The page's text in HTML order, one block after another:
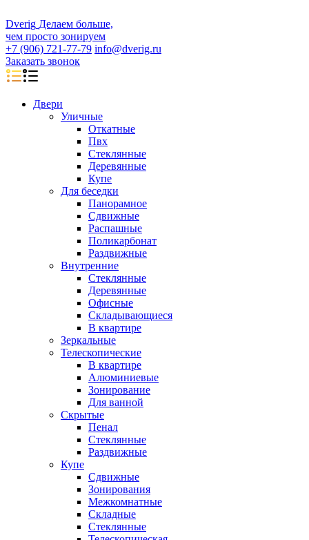
Dverig Делаем больше,
чем просто зонируем
+7 (906) 721-77-79 info@dverig.ru
Заказать звонок
Двери
Уличные
Откатные
Пвх
Стеклянные
Деревянные
Купе
Для беседки
Панорамное
Сдвижные
Распашные
Поликарбонат
Раздвижные
Внутренние
Стеклянные
Деревянные
Офисные
Складывающиеся
В квартире
Зеркальные
Телескопические
В квартире
Алюминиевые
Зонирование
Для ванной
Скрытые
Пенал
Стеклянные
Раздвижные
Купе
Сдвижные
Зонирования
Межкомнатные
Складные
Стеклянные